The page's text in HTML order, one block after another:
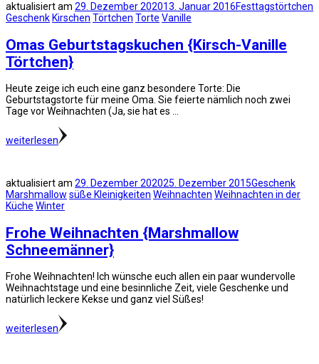
aktualisiert am 29. Dezember 202013. Januar 2016Festtagstörtchen
Geschenk Kirschen Törtchen Torte Vanille
Omas Geburtstagskuchen {Kirsch-Vanille
Törtchen}
Heute zeige ich euch eine ganz besondere Torte: Die
Geburtstagstorte für meine Oma. Sie feierte nämlich noch zwei
Tage vor Weihnachten (Ja, sie hat es …
weiterlesen
aktualisiert am 29. Dezember 202025. Dezember 2015Geschenk
Marshmallow süße Kleinigkeiten Weihnachten Weihnachten in der
Küche Winter
Frohe Weihnachten {Marshmallow
Schneemänner}
Frohe Weihnachten! Ich wünsche euch allen ein paar wundervolle
Weihnachtstage und eine besinnliche Zeit, viele Geschenke und
natürlich leckere Kekse und ganz viel Süßes!
weiterlesen